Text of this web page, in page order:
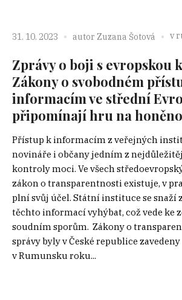
31. 10. 2023 autor Zuzana Šotová v
Zprávy o boji s evropskou
Zákony o svobodném
informacím ve střední
připomínají hru na
Přístup k informacím z veřejných
novináře i občany jedním z
kontroly moci. Ve všech
zákon o transparentnosti existuje, v
plní svůj účel. Státní instituce se snaží
těchto informací vyhýbat, což vede ke
soudním sporům. Zákony o
správy byly v České republice
v Rumunsku roku...